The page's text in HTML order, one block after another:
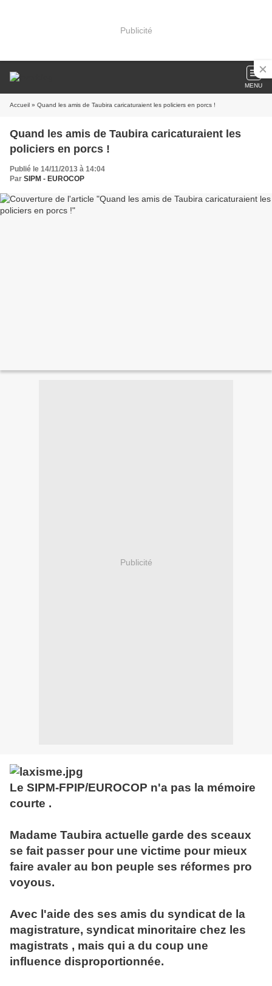
Publicité
MENU
Accueil » Quand les amis de Taubira caricaturaient les policiers en porcs !
Quand les amis de Taubira caricaturaient les
policiers en porcs !
Publié le 14/11/2013 à 14:04
Par SIPM - EUROCOP
Publicité
Le SIPM-FPIP/EUROCOP n'a pas la mémoire
courte .
Madame Taubira actuelle garde des sceaux
se fait passer pour une victime pour mieux
faire avaler au bon peuple ses réformes pro
voyous.
Avec l'aide des ses amis du syndicat de la
magistrature, syndicat minoritaire chez les
magistrats , mais qui a du coup une
influence disproportionnée.